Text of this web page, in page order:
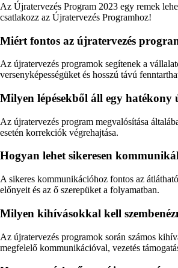
Az Újratervezés Program 2023 egy remek
csatlakozz az Újratervezés Programhoz!
Miért fontos az újratervezés
Az újratervezés programok segítenek a
versenyképességüket és hosszú távú
Milyen lépésekből áll egy hatékony
Az újratervezés program megvalósítása
esetén korrekciók végrehajtása.
Hogyan lehet sikeresen
A sikeres kommunikációhoz fontos az
előnyeit és az ő szerepüket a folyamatban.
Milyen kihívásokkal kell
Az újratervezés programok során számos
megfelelő kommunikációval, vezetés